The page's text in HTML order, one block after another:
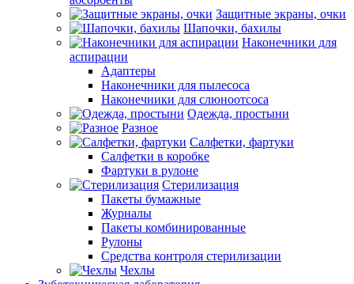
Защитные экраны, очки
Шапочки, бахилы
Наконечники для
аспирации
Адаптеры
Наконечники для пылесоса
Наконечники для слюноотсоса
Одежда, простыни
Разное
Салфетки, фартуки
Салфетки в коробке
Фартуки в рулоне
Стерилизация
Пакеты бумажные
Журналы
Пакеты комбинированные
Рулоны
Средства контроля стерилизации
Чехлы